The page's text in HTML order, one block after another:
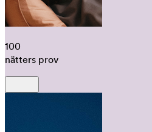
100
nätters prov